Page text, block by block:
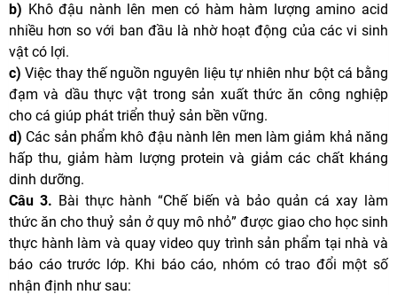
b) Khô đậu nành lên men có hàm hàm lượng amino acid
nhiều hơn so với ban đầu là nhờ hoạt động của các vi sinh
vật có lợi.
c) Việc thay thế nguồn nguyên liệu tự nhiên như bột cá bằng
đạm và dầu thực vật trong sản xuất thức ăn công nghiệp
cho cá giúp phát triển thuỷ sản bền vững.
d) Các sản phẩm khô đậu nành lên men làm giảm khả năng
hấp thu, giảm hàm lượng protein và giảm các chất kháng
dinh dưỡng.
Câu 3. Bài thực hành “Chế biến và bảo quản cá xay làm
thức ăn cho thuỷ sản ở quy mô nhỏ” được giao cho học sinh
thực hành làm và quay video quy trình sản phẩm tại nhà và
báo cáo trước lớp. Khi báo cáo, nhóm có trao đổi một số
nhận định như sau: